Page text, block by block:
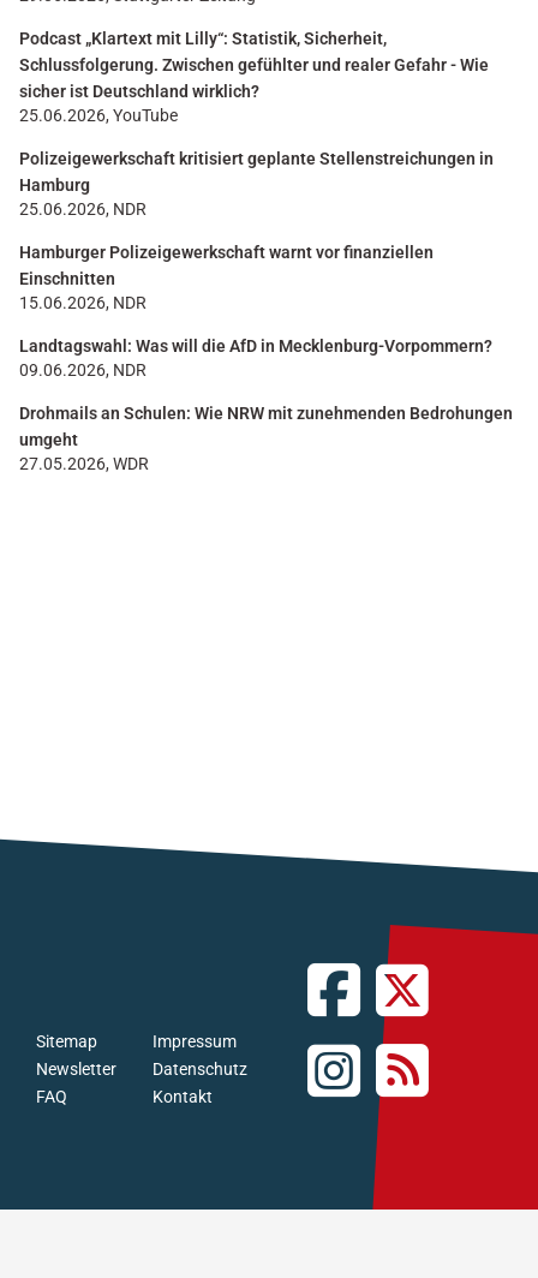
Podcast „Klartext mit Lilly“: Statistik, Sicherheit,
Schlussfolgerung. Zwischen gefühlter und realer Gefahr - Wie
sicher ist Deutschland wirklich?
25.06.2026, YouTube
Polizeigewerkschaft kritisiert geplante Stellenstreichungen in
Hamburg
25.06.2026, NDR
Hamburger Polizeigewerkschaft warnt vor finanziellen
Einschnitten
15.06.2026, NDR
Landtagswahl: Was will die AfD in Mecklenburg-Vorpommern?
09.06.2026, NDR
Drohmails an Schulen: Wie NRW mit zunehmenden Bedrohungen
umgeht
27.05.2026, WDR
FAQ
Newsletter
Sitemap
Kontakt
Datenschutz
Impressum